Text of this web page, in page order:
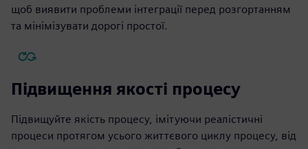
щоб виявити проблеми інтеграції перед розгортанням
та мінімізувати дорогі простої.
Підвищення якості процесу
Підвищуйте якість процесу, імітуючи реалістичні
процеси протягом усього життєвого циклу процесу, від